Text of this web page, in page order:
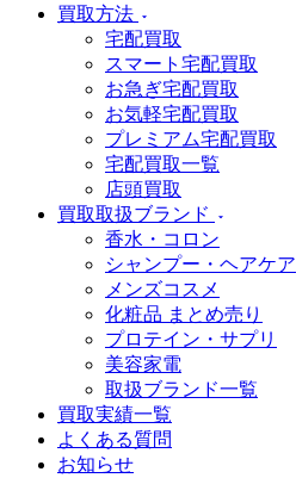
買取方法
宅配買取
スマート宅配買取
お急ぎ宅配買取
お気軽宅配買取
プレミアム宅配買取
宅配買取一覧
店頭買取
買取取扱ブランド
香水・コロン
シャンプー・ヘアケア
メンズコスメ
化粧品 まとめ売り
プロテイン・サプリ
美容家電
取扱ブランド一覧
買取実績一覧
よくある質問
お知らせ